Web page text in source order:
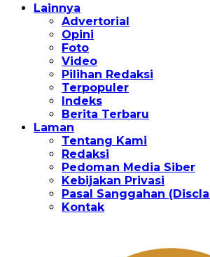
Lainnya
Advertorial
Opini
Foto
Video
Pilihan Redaksi
Terpopuler
Indeks
Berita Terbaru
Laman
Tentang Kami
Redaksi
Pedoman Media Siber
Kebijakan Privasi
Pasal Sanggahan
Kontak